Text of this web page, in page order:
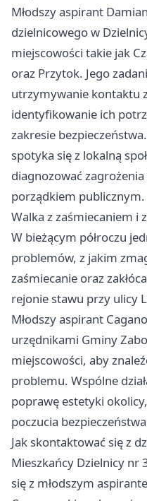
Młodszy aspirant
dzielnicowego w
miejscowości takie jak
oraz Przytok. Jego
utrzymywanie kontaktu
identyfikowanie ich
zakresie
spotyka się z lokalną
diagnozować
porządkiem publicznym.
Walka z zaśmiecaniem i
W bieżącym półroczu
problemów, z jakim
zaśmiecanie oraz
rejonie stawu przy ulicy
Młodszy aspirant
urzędnikami Gminy
miejscowości, aby
problemu. Wspólne
poprawę estetyki
poczucia
Jak skontaktować się z
Mieszkańcy Dzielnicy nr
się z młodszym